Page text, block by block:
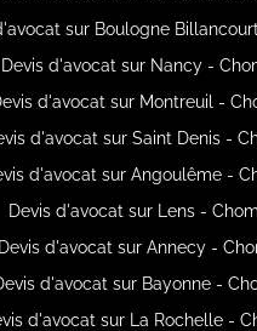
sur Boulogne
Devis d'avocat sur Nancy -
d'avocat sur Montreuil -
d'avocat sur Saint Denis -
d'avocat sur Angoulême -
Devis d'avocat sur Lens -
Devis d'avocat sur Annecy -
d'avocat sur Bayonne -
d'avocat sur La Rochelle -